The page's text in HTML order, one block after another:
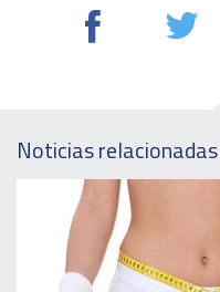
Noticias relacionadas